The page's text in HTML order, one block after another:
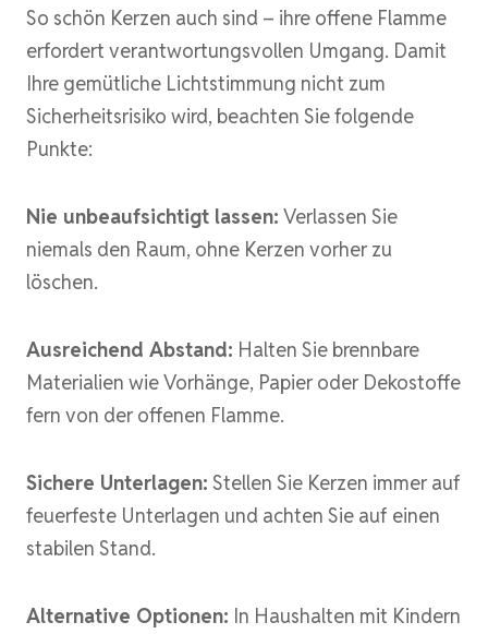
So schön Kerzen auch sind – ihre offene Flamme
erfordert verantwortungsvollen Umgang. Damit
Ihre gemütliche Lichtstimmung nicht zum
Sicherheitsrisiko wird, beachten Sie folgende
Punkte:
Nie unbeaufsichtigt lassen: Verlassen Sie
niemals den Raum, ohne Kerzen vorher zu
löschen.
Ausreichend Abstand: Halten Sie brennbare
Materialien wie Vorhänge, Papier oder Dekostoffe
fern von der offenen Flamme.
Sichere Unterlagen: Stellen Sie Kerzen immer auf
feuerfeste Unterlagen und achten Sie auf einen
stabilen Stand.
Alternative Optionen: In Haushalten mit Kindern